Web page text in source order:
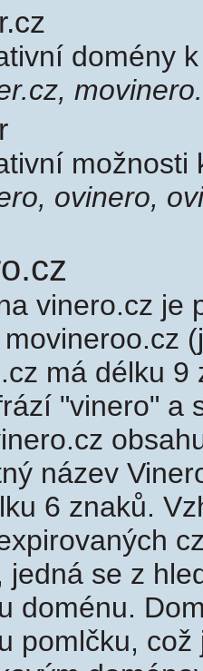
domény
ovinero,
vinero.cz je
má délku
"vinero" a
název
6 znaků.
jedná se z
doménu.
pomlčku,